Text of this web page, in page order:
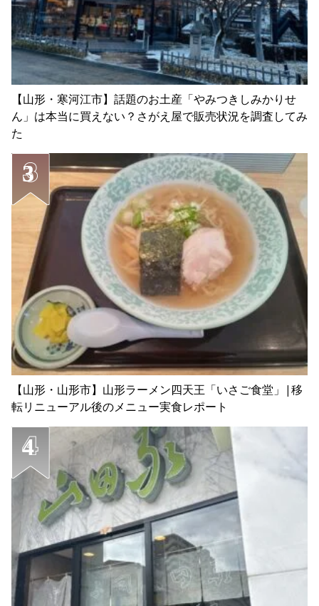
【山形・寒河江市】話題のお土産「やみつきしみかりせ
ん」は本当に買えない？さがえ屋で販売状況を調査してみ
た
【山形・山形市】山形ラーメン四天王「いさご食堂」|移
転リニューアル後のメニュー実食レポート